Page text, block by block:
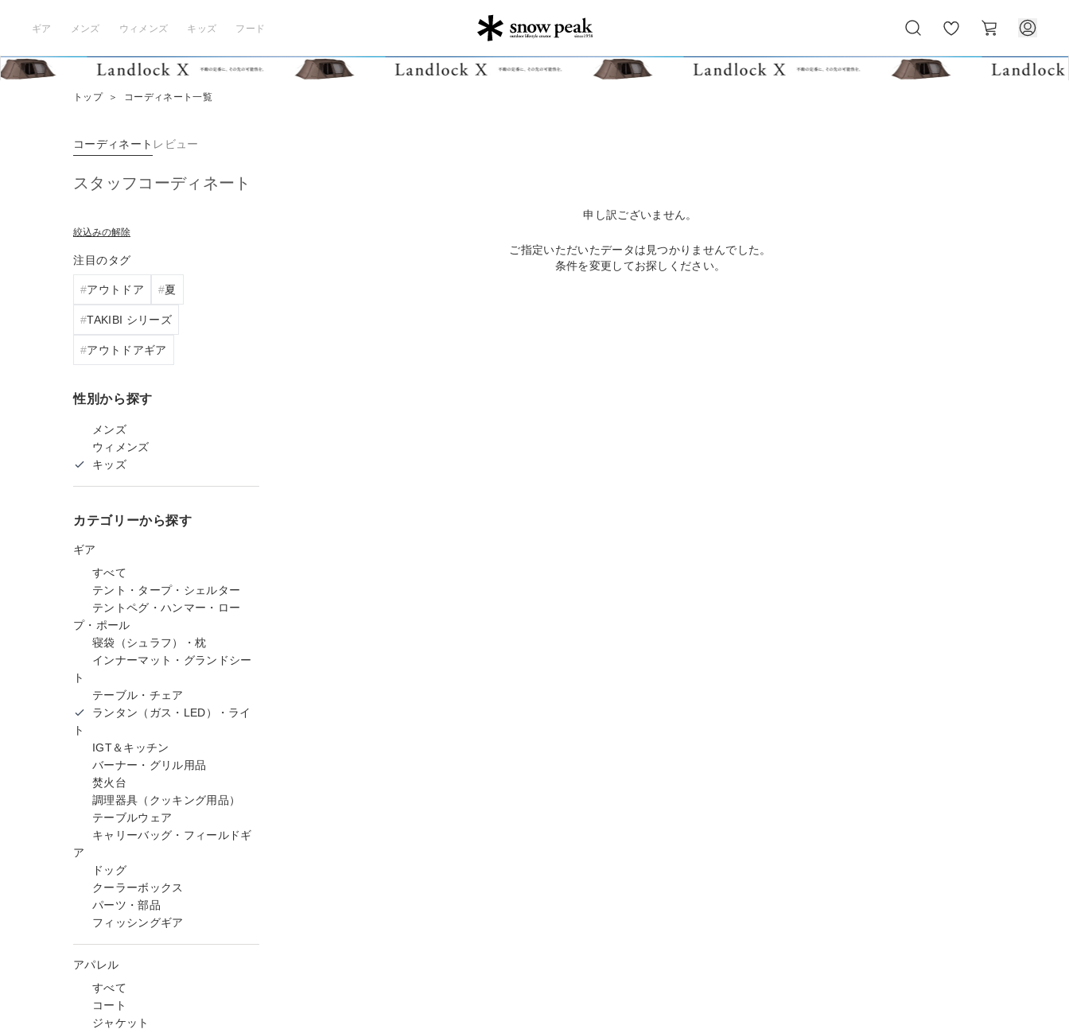
ギア メンズ ウィメンズ キッズ フード
気
に
ー
ト
トップ ＞ コーディネート一覧
コーディネート レビュー
スタッフコーディネート
絞込みの解除
注目のタグ
アウトドア 夏
TAKIBI シリーズ
アウトドアギア
性別から探す
メンズ
ウィメンズ
キッズ
カテゴリーから探す
ギア
すべて
テント・タープ・シェルター
テントペグ・ハンマー・ロー
プ・ポール
寝袋（シュラフ）・枕
インナーマット・グランドシー
ト
テーブル・チェア
ランタン（ガス・LED）・ライ
ト
IGT＆キッチン
バーナー・グリル用品
焚火台
調理器具（クッキング用品）
テーブルウェア
キャリーバッグ・フィールドギ
ア
ドッグ
クーラーボックス
パーツ・部品
フィッシングギア
アパレル
すべて
コート
ジャケット
申し訳ございません。
ご指定いただいたデータは見つかりませんでした。
条件を変更してお探しください。